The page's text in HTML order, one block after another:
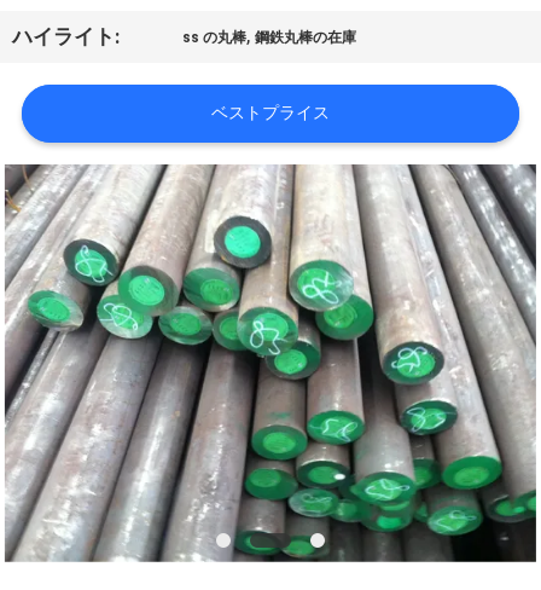
工
旅
行
品
質
管
理
私
達
ハイライト: ss の丸棒,鋼鉄丸棒の在庫
ベストプライス